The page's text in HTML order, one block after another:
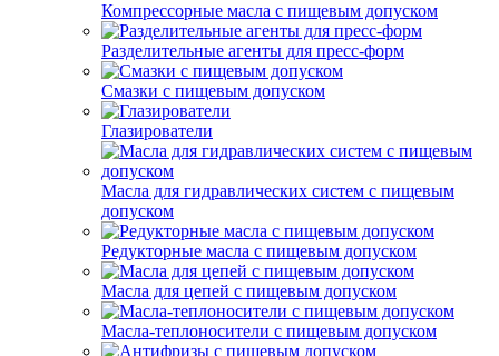
Компрессорные масла с пищевым допуском
Разделительные агенты для пресс-форм
Смазки с пищевым допуском
Глазирователи
Масла для гидравлических систем с пищевым
допуском
Редукторные масла с пищевым допуском
Масла для цепей с пищевым допуском
Масла-теплоносители с пищевым допуском